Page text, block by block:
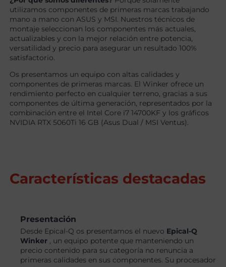
utilizamos componentes de primeras marcas trabajando
mano a mano con ASUS y MSI. Nuestros técnicos de
montaje seleccionan los componentes más actuales,
actualizables y con la mejor relación entre potencia,
versatilidad y precio para asegurar un resultado 100%
satisfactorio.
Os presentamos un equipo con altas calidades y
componentes de primeras marcas. El Winker ofrece un
rendimiento perfecto en cualquier terreno, gracias a sus
componentes de última generación, representados por la
combinación entre el Intel Core i7 14700KF y los gráficos
NVIDIA RTX 5060Ti 16 GB (Asus Dual / MSI Ventus).
Características destacadas
Presentación
Desde Epical-Q os presentamos el nuevo Epical-Q
Winker , un equipo potente que manteniendo un
precio contenido para su categoría no renuncia a
primeras calidades en sus componentes. Su procesador